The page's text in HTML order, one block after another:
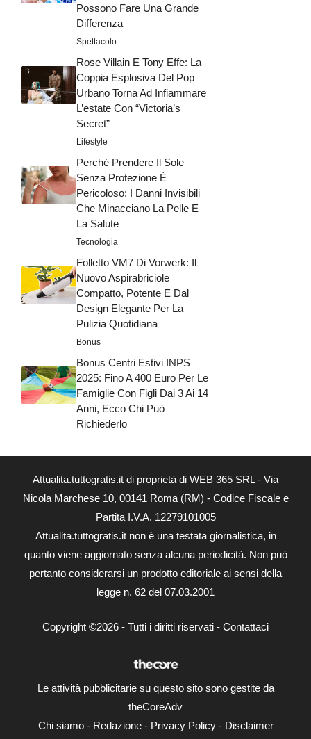
Possono Fare Una Grande
Differenza
Spettacolo
Rose Villain E Tony Effe: La
Coppia Esplosiva Del Pop
Urbano Torna Ad Infiammare
L’estate Con “Victoria’s
Secret”
Lifestyle
Perché Prendere Il Sole
Senza Protezione È
Pericoloso: I Danni Invisibili
Che Minacciano La Pelle E
La Salute
Tecnologia
Folletto VM7 Di Vorwerk: Il
Nuovo Aspirabriciole
Compatto, Potente E Dal
Design Elegante Per La
Pulizia Quotidiana
Bonus
Bonus Centri Estivi INPS
2025: Fino A 400 Euro Per Le
Famiglie Con Figli Dai 3 Ai 14
Anni, Ecco Chi Può
Richiederlo
Attualita.tuttogratis.it di proprietà di WEB 365 SRL - Via
Nicola Marchese 10, 00141 Roma (RM) - Codice Fiscale e
Partita I.V.A. 12279101005
Attualita.tuttogratis.it non è una testata giornalistica, in
quanto viene aggiornato senza alcuna periodicità. Non può
pertanto considerarsi un prodotto editoriale ai sensi della
legge n. 62 del 07.03.2001
Copyright ©2026 - Tutti i diritti riservati - Contattaci
Le attività pubblicitarie su questo sito sono gestite da
theCoreAdv
Chi siamo- Redazione- Privacy Policy- Disclaimer